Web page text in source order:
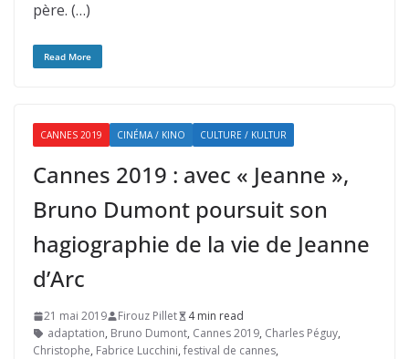
père. (…)
Read More
CANNES 2019 CINÉMA / KINO CULTURE / KULTUR
Cannes 2019 : avec « Jeanne »,
Bruno Dumont poursuit son
hagiographie de la vie de Jeanne
d’Arc
21 mai 2019 Firouz Pillet
4 min read
adaptation, Bruno Dumont, Cannes 2019, Charles Péguy,
Christophe, Fabrice Lucchini, festival de cannes,